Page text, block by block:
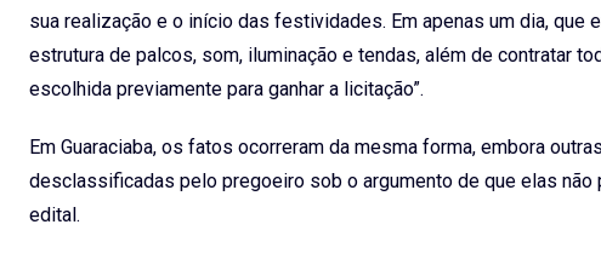
sua realização e o início das festividades. Em apenas um dia,
estrutura de palcos, som, iluminação e tendas, além de contratar
escolhida previamente para ganhar a licitação”.
Em Guaraciaba, os fatos ocorreram da mesma forma, embora
desclassificadas pelo pregoeiro sob o argumento de que elas
edital.